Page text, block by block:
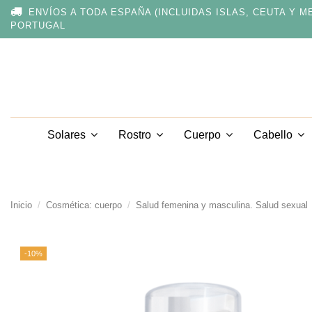
Nota:
este
sitio
personas
ENVÍOS A TODA ESPAÑA (INCLUIDAS ISLAS, CEUTA Y
PORTUGAL
Solares Rostro Cuerpo Cabello
Inicio Cosmética: cuerpo Salud femenina y masculina. Salud sexual
-10%